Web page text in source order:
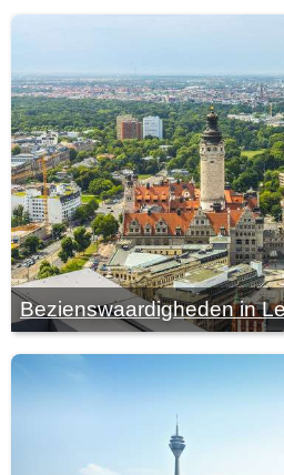
Bezienswaardigheden in